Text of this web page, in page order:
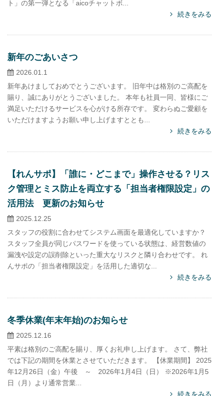
ト」の第一弾となる「aicoチャットボ...
続きをみる
新年のごあいさつ
2026.01.1
新年あけましておめでとうございます。 旧年中は格別のご高配を
賜り、誠にありがとうございました。 本年も社員一同、皆様にご
満足いただけるサービスを心がける所存です。 変わらぬご愛顧を
いただけますようお願い申し上げますととも...
続きをみる
【れんサポ】「誰に・どこまで」操作させる？リス
ク管理とミス防止を両立する「担当者権限設定」の
活用法 更新のお知らせ
2025.12.25
スタッフの役割に合わせてシステム画面を最適化していますか？
スタッフ全員が同じパスワードを使っている状態は、経営数値の
漏洩や設定の誤削除といった重大なリスクと隣り合わせです。 れ
んサポの「担当者権限設定」を活用した適切な...
続きをみる
冬季休業(年末年始)のお知らせ
2025.12.16
平素は格別のご高配を賜り、厚くお礼申し上げます。 さて、弊社
では下記の期間を休業とさせていただきます。 【休業期間】 2025
年12月26日（金）午後 ～ 2026年1月4日（日） ※2026年1月5
日（月）より通常営業...
続きをみる